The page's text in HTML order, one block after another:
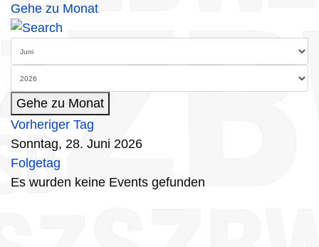
Gehe zu Monat
Gehe zu Monat
Vorheriger Tag
Sonntag, 28. Juni 2026
Folgetag
Es wurden keine Events gefunden